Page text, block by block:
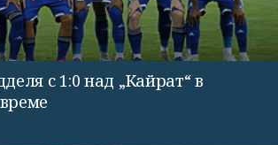
с 1:0 над „Кайрат“ в